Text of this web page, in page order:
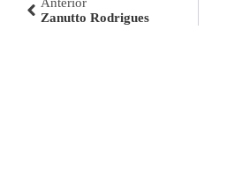
Zanutto Rodrigues